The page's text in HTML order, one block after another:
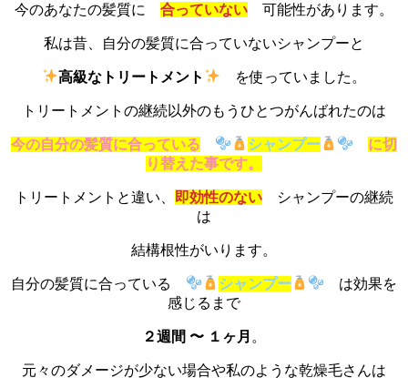
今のあなたの髪質に 合っていない 可能性があります。
私は昔、自分の髪質に合っていないシャンプーと
高級なトリートメント を使っていました。
トリートメントの継続以外のもうひとつがんばれたのは
今の自分の髪質に合っている シャンプー
に切
り替えた事です。
トリートメントと違い、 即効性のない シャンプーの継続
は
結構根性がいります。
自分の髪質に合っている シャンプー
は効果を
感じるまで
２週間 〜 １ヶ月 。
元々のダメージが少ない場合や私のような乾燥毛さんは